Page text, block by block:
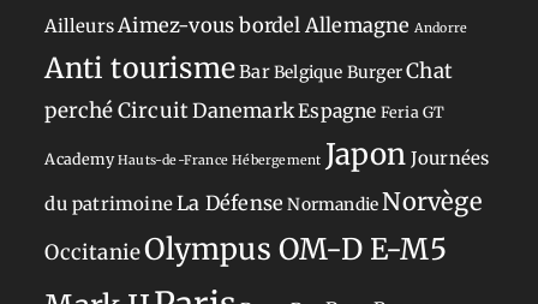
Ailleurs Aimez-vous bordel Allemagne Andorre
Anti tourismeBarBelgique BurgerChat
perchéCircuitDanemarkEspagne Feria GT
Academy Hauts-de-France Hébergement Japon Journées
du patrimoineLa Défense NormandieNorvège
OccitanieOlympus OM-D E-M5